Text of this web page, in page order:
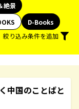
絶景
D-Books
絞り込み条件を追加
中国のことばと